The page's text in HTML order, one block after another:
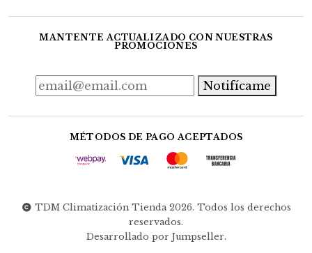
MANTENTE ACTUALIZADO CON NUESTRAS
PROMOCIONES
Notifícame
MÉTODOS DE PAGO ACEPTADOS
TDM Climatización Tienda 2026. Todos los derechos
reservados.
Desarrollado por Jumpseller.